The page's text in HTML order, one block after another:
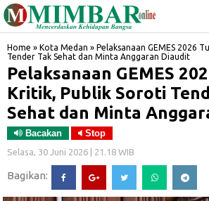
Home » Kota Medan » Pelaksanaan GEMES 2026
Tender Tak Sehat dan Minta Anggaran Diaudit
Pelaksanaan GEMES
Kritik, Publik Soroti
Sehat dan Minta
Bacakan Stop
Selasa, 30 Juni 2026 | 21.18 WIB
Bagikan: